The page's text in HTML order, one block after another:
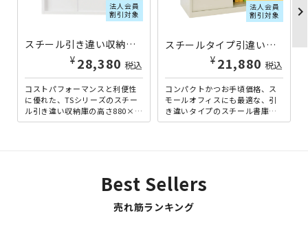
法人会員
割引対象
スチール引き違い収納庫 TSシリーズ W880×D515×H880 ホワイトグレー HK-TS33DS-WG | 533130
¥ 28,380 税込
コストパフォーマンスと利便性
に優れた、TSシリーズのスチー
ル引き違い収納庫の高さ880×幅
880×奥行515mmタイプです。
法人会員
割引対象
スチールタイプ引違い書庫 SON33シリーズ W880×D400×H880 SON-33S | 866409
¥ 21,880 税込
コンパクトかつお手頃価格、ス
モールオフィスにも最適な、引
き違いタイプのスチール書庫で
す。引き違いにする事により、
chevron_right
Best Sellers
売れ筋ランキング